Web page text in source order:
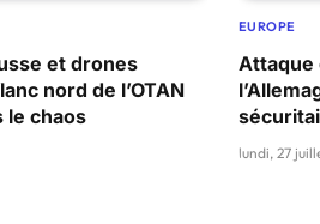
et drones
nord de l’OTAN
le chaos
EUROPE
Attaque
lundi, 27